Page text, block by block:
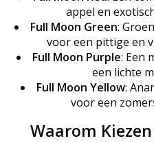
appel en
Full Moon Green:
voor een pittige en
Full Moon Purple: Een
een lichte
Full Moon Yellow:
voor een
Waarom